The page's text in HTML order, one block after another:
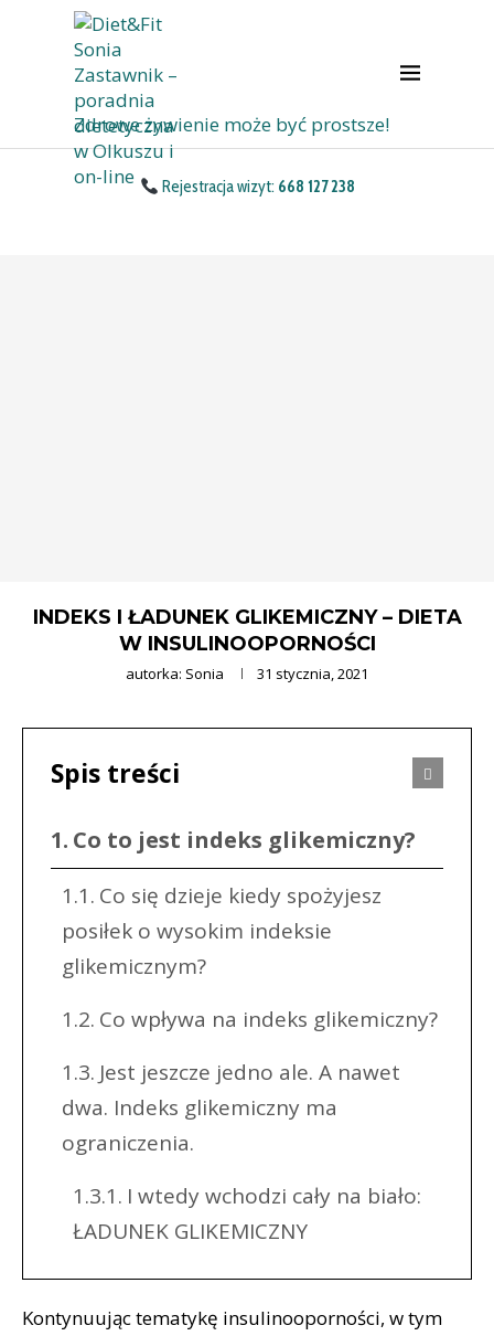
Zdrowe żywienie może być prostsze!
Rejestracja wizyt: 668 127 238
INDEKS I ŁADUNEK GLIKEMICZNY – DIETA
W INSULINOOPORNOŚCI
autorka: Sonia 31 stycznia, 2021
Spis treści
Co to jest indeks glikemiczny?
Co się dzieje kiedy spożyjesz
posiłek o wysokim indeksie
glikemicznym?
Co wpływa na indeks glikemiczny?
Jest jeszcze jedno ale. A nawet
dwa. Indeks glikemiczny ma
ograniczenia.
I wtedy wchodzi cały na biało:
ŁADUNEK GLIKEMICZNY
Kontynuując tematykę insulinooporności, w tym